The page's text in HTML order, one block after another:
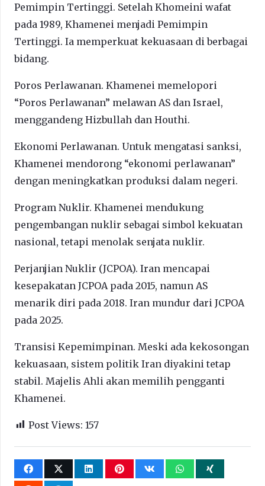
Pemimpin Tertinggi. Setelah Khomeini wafat
pada 1989, Khamenei menjadi Pemimpin
Tertinggi. Ia memperkuat kekuasaan di berbagai
bidang.
Poros Perlawanan. Khamenei memelopori
“Poros Perlawanan” melawan AS dan Israel,
menggandeng Hizbullah dan Houthi.
Ekonomi Perlawanan. Untuk mengatasi sanksi,
Khamenei mendorong “ekonomi perlawanan”
dengan meningkatkan produksi dalam negeri.
Program Nuklir. Khamenei mendukung
pengembangan nuklir sebagai simbol kekuatan
nasional, tetapi menolak senjata nuklir.
Perjanjian Nuklir (JCPOA). Iran mencapai
kesepakatan JCPOA pada 2015, namun AS
menarik diri pada 2018. Iran mundur dari JCPOA
pada 2025.
Transisi Kepemimpinan. Meski ada kekosongan
kekuasaan, sistem politik Iran diyakini tetap
stabil. Majelis Ahli akan memilih pengganti
Khamenei.
Post Views: 157